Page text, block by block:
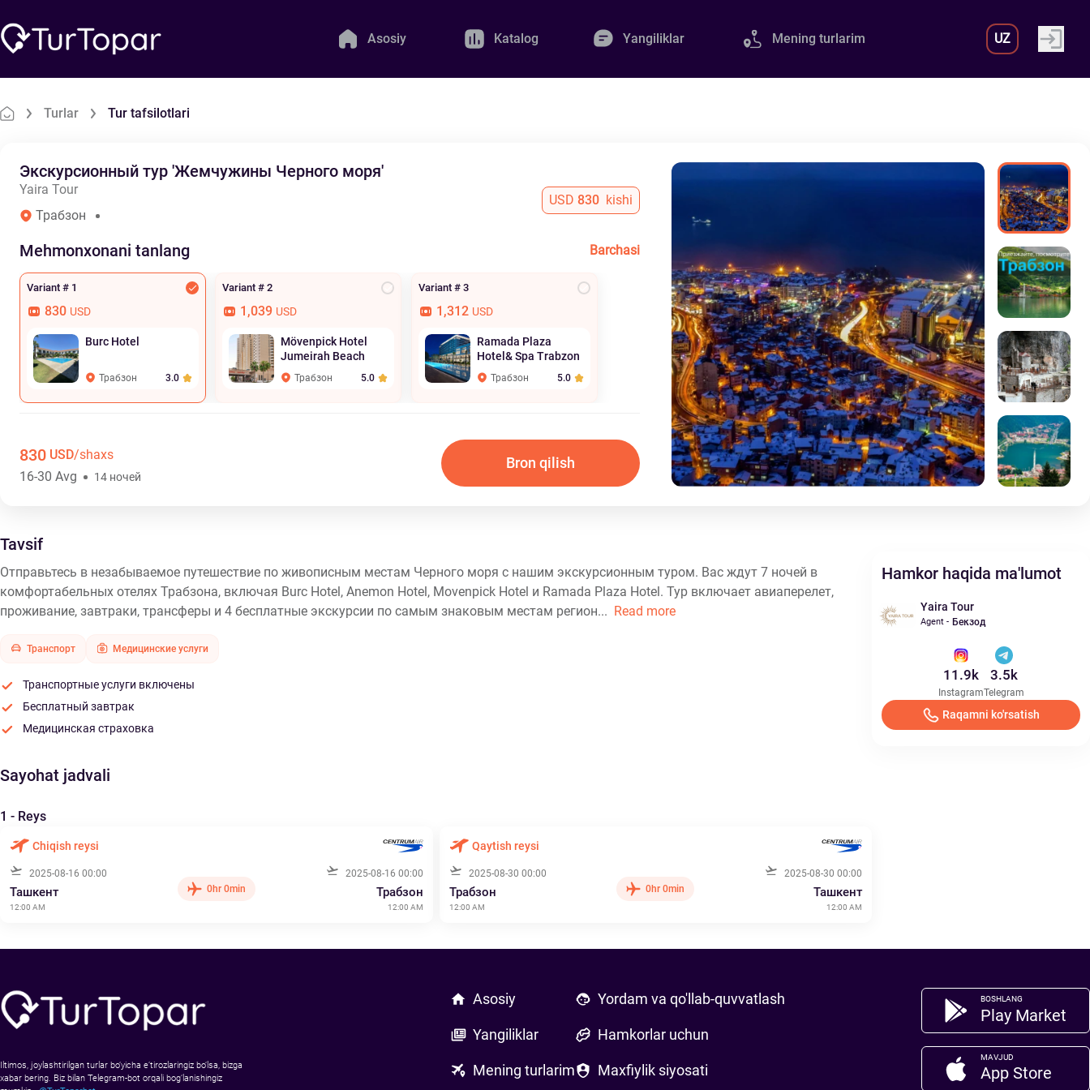
Asosiy Katalog Yangiliklar Mening turlarim UZ
Turlar Tur tafsilotlari
Экскурсионный тур 'Жемчужины Черного моря'
Yaira Tour
Трабзон
USD 830 kishi
Mehmonxonani tanlang Barchasi
Variant # 1
830 USD
Burc Hotel
Трабзон 3.0
Variant # 2
1,039 USD
Mövenpick Hotel
Jumeirah Beach
Трабзон 5.0
Variant # 3
1,312 USD
Ramada Plaza
Hotel& Spa Trabzon
Трабзон 5.0
830 USD/shaxs
16-30 Avg
14 ночей
Bron qilish
Tavsif
Отправьтесь в незабываемое путешествие по живописным местам Черного моря с нашим экскурсионным туром. Вас ждут 7 ночей в
комфортабельных отелях Трабзона, включая Burc Hotel, Anemon Hotel, Movenpick Hotel и Ramada Plaza Hotel. Тур включает авиаперелет,
проживание, завтраки, трансферы и 4 бесплатные экскурсии по самым знаковым местам регион... Read more
Транспорт Медицинские услуги
Транспортные услуги включены
Бесплатный завтрак
Медицинская страховка
Sayohat jadvali
1 - Reys
Chiqish reysi
2025-08-16 00:00
Ташкент
12:00 AM
0hr 0min
2025-08-16 00:00
Трабзон
12:00 AM
Qaytish reysi
2025-08-30 00:00
Трабзон
12:00 AM
0hr 0min
2025-08-30 00:00
Ташкент
12:00 AM
Hamkor haqida ma'lumot
Yaira Tour
Agent - Бекзод
11.9k
Instagram
3.5k
Telegram
Raqamni ko'rsatish
Iltimos, joylashtirilgan turlar bo‘yicha e’tirozlaringiz bo‘lsa, bizga
xabar bering. Biz bilan Telegram-bot orqali bog‘lanishingiz
Asosiy
Yangiliklar
Mening turlarim
Yordam va qo'llab-quvvatlash
Hamkorlar uchun
Maxfiylik siyosati
BOSHLANG
Play Market
MAVJUD
App Store